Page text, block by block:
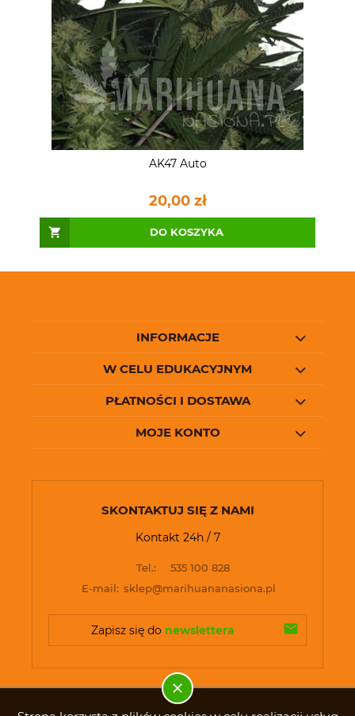
AK47 Auto
20,00 zł
DO KOSZYKA
INFORMACJE
W CELU EDUKACYJNYM
PŁATNOŚCI I DOSTAWA
MOJE KONTO
SKONTAKTUJ SIĘ Z NAMI
Kontakt 24h / 7
Tel.:
535 100 828
E-mail: sklep@marihuananasiona.pl
Zapisz się do newslettera